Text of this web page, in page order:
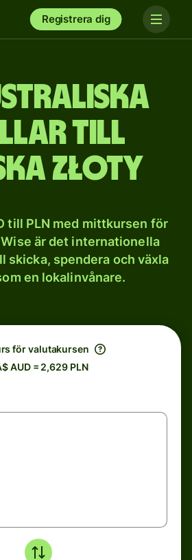
Registrera dig
till
złoty
till PLN med mittkursen för
är det internationella
skicka, spendera och växla
en lokalinvånare.
för valutakursen
AUD = 2,629 PLN